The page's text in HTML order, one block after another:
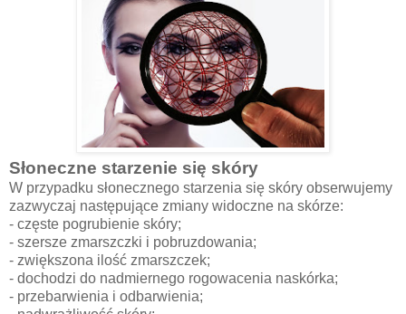
Słoneczne starzenie się skóry
W przypadku słonecznego starzenia się skóry obserwujemy
zazwyczaj następujące zmiany widoczne na skórze:
- częste pogrubienie skóry;
- szersze zmarszczki i pobruzdowania;
- zwiększona ilość zmarszczek;
- dochodzi do nadmiernego rogowacenia naskórka;
- przebarwienia i odbarwienia;